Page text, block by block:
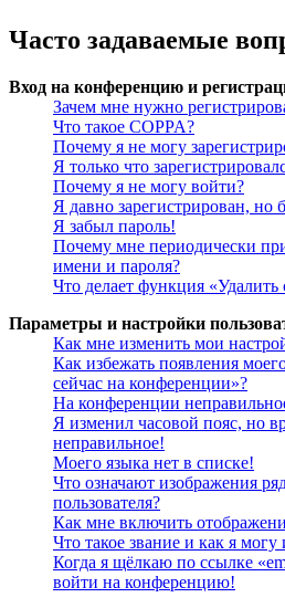
Часто задаваемые
Вход на конференцию и
Зачем мне нужно
Что такое COPPA?
Почему я не могу
Я только что
Почему я не могу войти?
Я давно зарегистрирован, но
Я забыл пароль!
Почему мне периодически
имени и пароля?
Что делает функция «Удалить
Параметры и настройки
Как мне изменить мои
Как избежать появления
сейчас на конференции»?
На конференции
Я изменил часовой пояс, но
неправильное!
Моего языка нет в списке!
Что означают изображения
пользователя?
Как мне включить
Что такое звание и как я могу
Когда я щёлкаю по ссылке
войти на конференцию!